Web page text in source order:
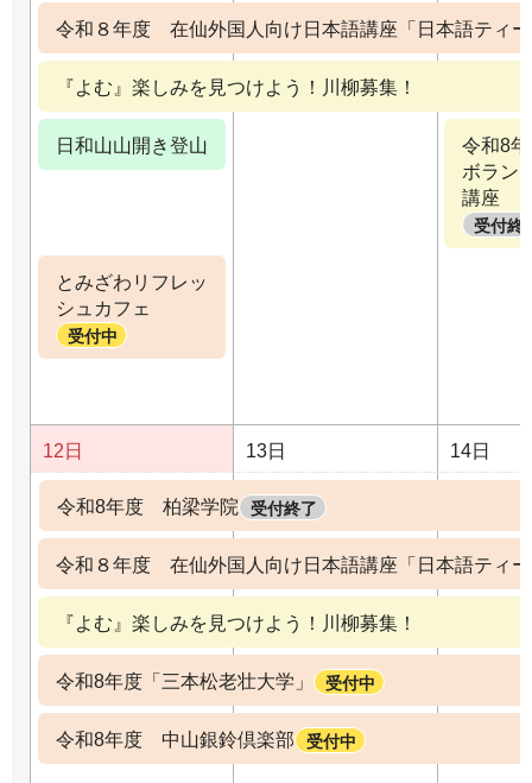
令和８年度 在仙外国人向け日本語講座「日本語ティ
『よむ』楽しみを見つけよう！川柳募集！
日和山山開き登山
令和8
ボラン
講座
受付終
とみざわリフレッ
シュカフェ
受付中
12日 13日 14日
令和8年度 柏梁学院 受付終了
令和８年度 在仙外国人向け日本語講座「日本語ティ
『よむ』楽しみを見つけよう！川柳募集！
令和8年度「三本松老壮大学」 受付中
令和8年度 中山銀鈴倶楽部 受付中